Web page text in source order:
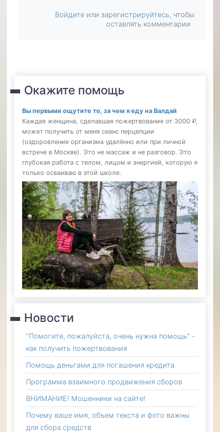
Войдите или зарегистрируйтесь, чтобы
оставлять комментарии
Окажите помощь
Вы первыми ощутите то, за чем я еду на Валдай
Каждая женщина, сделавшая пожертвование от 3000 ₽,
может получить от меня сеанс перцепции
(оздоровление организма удалённо или при личной
встрече в Москве). Это не массаж и не разговор. Это
глубокая работа с телом, лицом и энергией, которую я
только осваиваю в этой школе.
Новости
"Помогите, пожалуйста, очень нужна помощь" -
как получить пожертвования
Помощь деньгами для погашения кредита
Программа взаимного продвижения сборов
ВНИМАНИЕ! Мошенники на сайте!
Почему ваше имя, объем текста и фото важны
для сбора средств